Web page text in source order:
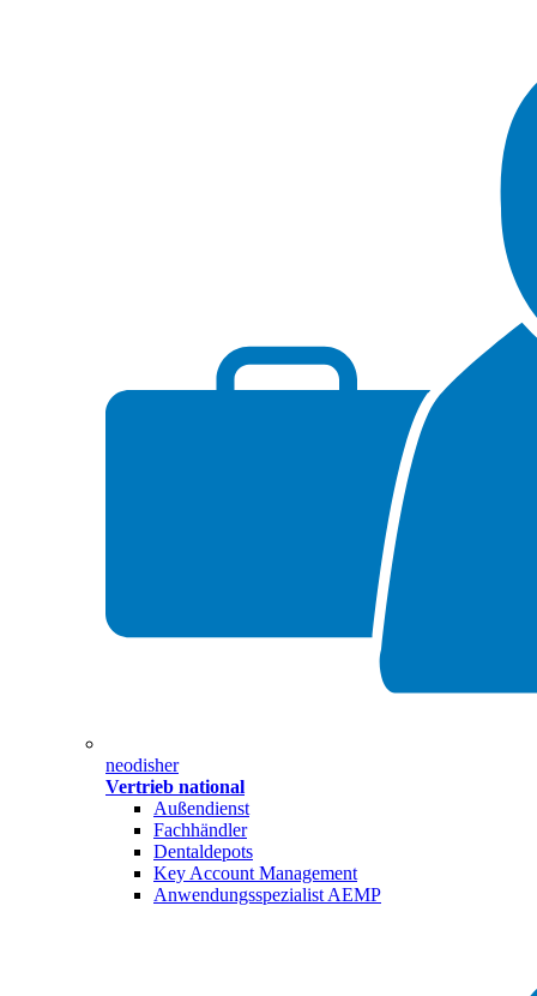
neodisher
Vertrieb national
Außendienst
Fachhändler
Dentaldepots
Key Account Management
Anwendungsspezialist AEMP